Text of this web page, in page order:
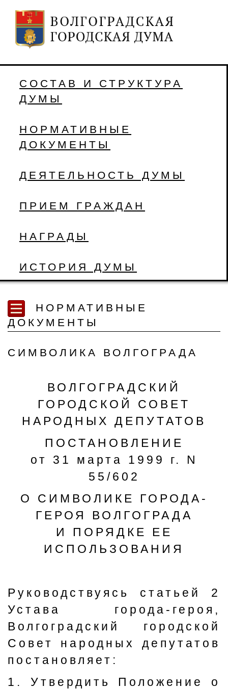
СОСТАВ И СТРУКТУРА
ДУМЫ
НОРМАТИВНЫЕ
ДОКУМЕНТЫ
ДЕЯТЕЛЬНОСТЬ ДУМЫ
ПРИЕМ ГРАЖДАН
НАГРАДЫ
ИСТОРИЯ ДУМЫ
НОРМАТИВНЫЕ
ДОКУМЕНТЫ
СИМВОЛИКА ВОЛГОГРАДА
ВОЛГОГРАДСКИЙ
ГОРОДСКОЙ СОВЕТ
НАРОДНЫХ ДЕПУТАТОВ
ПОСТАНОВЛЕНИЕ
от 31 марта 1999 г. N
55/602
О СИМВОЛИКЕ ГОРОДА-
ГЕРОЯ ВОЛГОГРАДА
И ПОРЯДКЕ ЕЕ
ИСПОЛЬЗОВАНИЯ
Руководствуясь статьей 2
Устава города-героя,
Волгоградский городской
Совет народных депутатов
постановляет:
1. Утвердить Положение о